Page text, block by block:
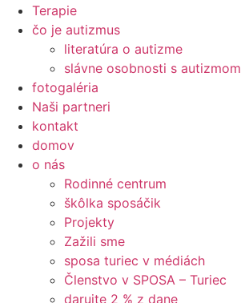
Terapie
čo je autizmus
literatúra o autizme
slávne osobnosti s autizmom
fotogaléria
Naši partneri
kontakt
domov
o nás
Rodinné centrum
škôlka sposáčik
Projekty
Zažili sme
sposa turiec v médiách
Členstvo v SPOSA – Turiec
darujte 2 % z dane​